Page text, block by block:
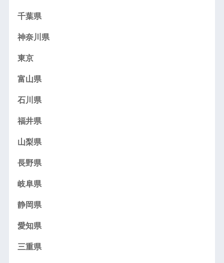
千葉県
神奈川県
東京
富山県
石川県
福井県
山梨県
長野県
岐阜県
静岡県
愛知県
三重県